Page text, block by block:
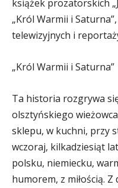
książek prozatorskich
„Król Warmii i
telewizyjnych i
„Król Warmii i Saturna”
Ta historia rozgrywa
olsztyńskiego
sklepu, w kuchni, przy
wczoraj, kilkadziesiąt
polsku, niemiecku,
humorem, z miłością.